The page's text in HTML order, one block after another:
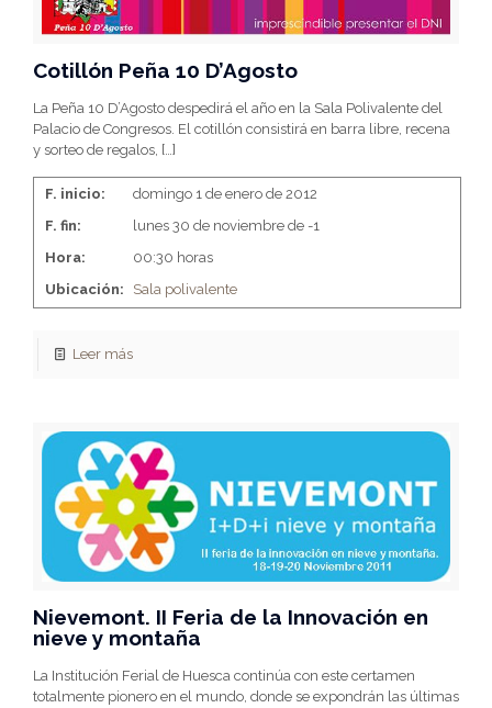
Cotillón Peña 10 D’Agosto
La Peña 10 D’Agosto despedirá el año en la Sala Polivalente del
Palacio de Congresos. El cotillón consistirá en barra libre, recena
y sorteo de regalos, […]
F. inicio:
domingo 1 de enero de 2012
F. fin:
lunes 30 de noviembre de -1
Hora:
00:30 horas
Ubicación:
Sala polivalente
Leer más
Nievemont. II Feria de la Innovación en
nieve y montaña
La Institución Ferial de Huesca continúa con este certamen
totalmente pionero en el mundo, donde se expondrán las últimas